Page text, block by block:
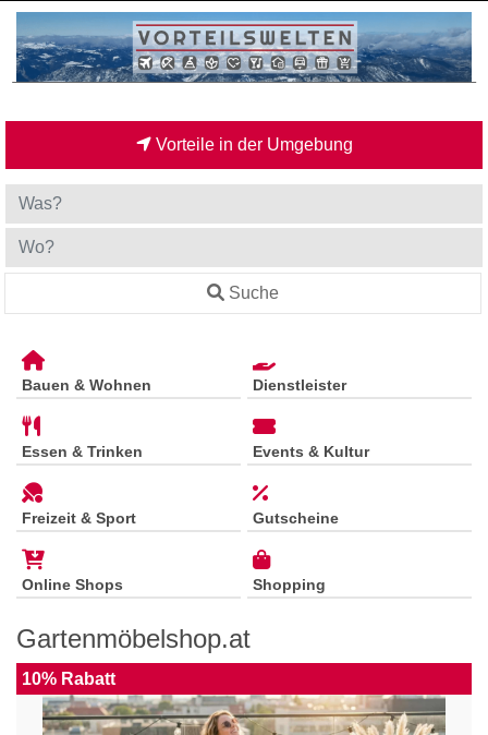
Vorteile in der Umgebung
Suche
Bauen & Wohnen Dienstleister
Essen & Trinken Events & Kultur
Freizeit & Sport Gutscheine
Online Shops Shopping
Gartenmöbelshop.at
10% Rabatt